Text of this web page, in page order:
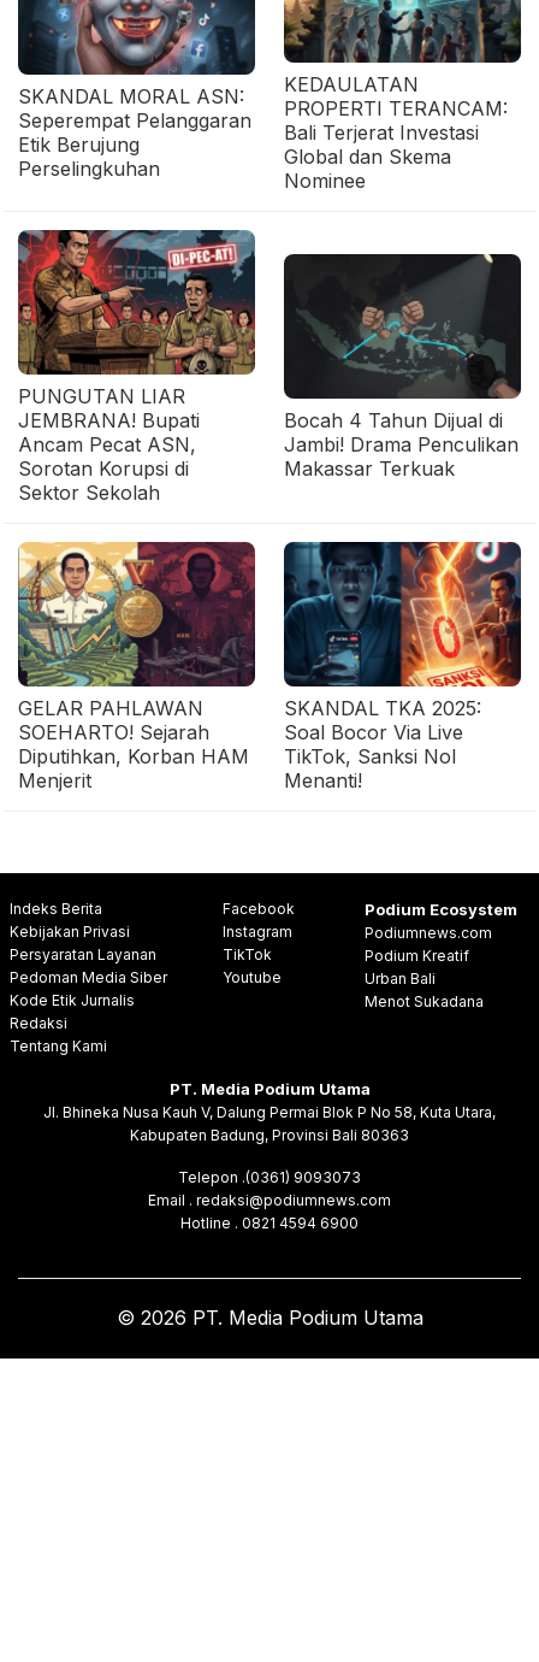
SKANDAL MORAL ASN:
Seperempat Pelanggaran
Etik Berujung
Perselingkuhan
KEDAULATAN
PROPERTI TERANCAM:
Bali Terjerat Investasi
Global dan Skema
Nominee
PUNGUTAN LIAR
JEMBRANA! Bupati
Ancam Pecat ASN,
Sorotan Korupsi di
Sektor Sekolah
Bocah 4 Tahun Dijual di
Jambi! Drama Penculikan
Makassar Terkuak
GELAR PAHLAWAN
SOEHARTO! Sejarah
Diputihkan, Korban HAM
Menjerit
SKANDAL TKA 2025:
Soal Bocor Via Live
TikTok, Sanksi Nol
Menanti!
Indeks Berita
Kebijakan Privasi
Persyaratan Layanan
Pedoman Media Siber
Kode Etik Jurnalis
Redaksi
Tentang Kami
Facebook
Instagram
TikTok
Youtube
Podium Ecosystem
Podiumnews.com
Podium Kreatif
Urban Bali
Menot Sukadana
PT. Media Podium Utama
Jl. Bhineka Nusa Kauh V, Dalung Permai Blok P No 58, Kuta Utara,
Kabupaten Badung, Provinsi Bali 80363
Telepon .(0361) 9093073
Email . redaksi@podiumnews.com
Hotline . 0821 4594 6900
© 2026 PT. Media Podium Utama